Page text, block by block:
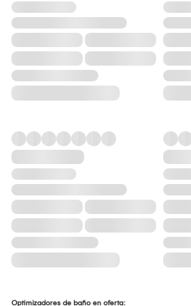
Optimizadores de baño en oferta: